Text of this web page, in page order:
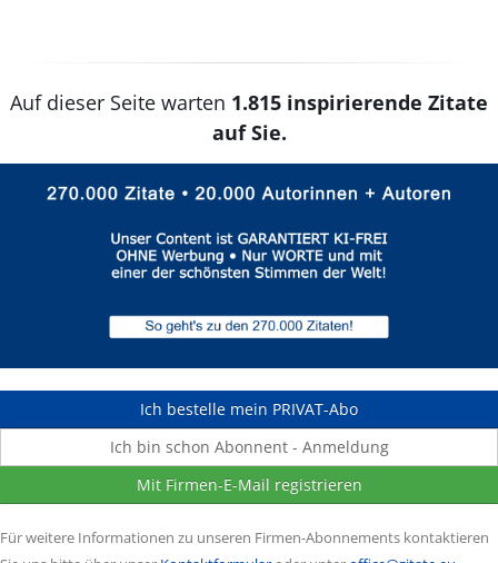
Auf dieser Seite warten 1.815 inspirierende Zitate
auf Sie.
Ich bestelle mein PRIVAT-Abo
Ich bin schon Abonnent - Anmeldung
Mit Firmen-E-Mail registrieren
Für weitere Informationen zu unseren Firmen-Abonnements kontaktieren